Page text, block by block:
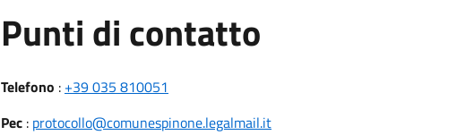
Punti di contatto
Telefono : +39 035 810051
Pec: protocollo@comunespinone.legalmail.it